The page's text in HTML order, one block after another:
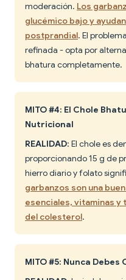
moderación. Los
glucémico bajo y
postprandial. El
refinada - opta por
bhatura completamente.
MITO #4: El Chole
Nutricional
REALIDAD: El chole es
proporcionando 15 g de
hierro diario y folato
garbanzos son una
esenciales, vitaminas
del colesterol.
MITO #5: Nunca